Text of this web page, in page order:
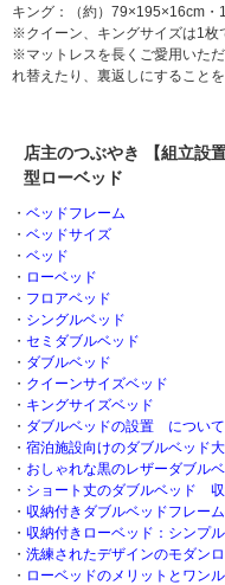
キング：（約）79×195×16cm・
※クイーン、キングサイズは1枚
※マットレスを長くご愛用いた
れ替えたり、裏返しにすることを
店主のつぶやき 【組立設
型ローベッド
・ ベッドフレーム
・ ベッドサイズ
・ ベッド
・ ローベッド
・ フロアベッド
・ シングルベッド
・ セミダブルベッド
・ ダブルベッド
・ クイーンサイズベッド
・ キングサイズベッド
・ ダブルベッドの設置 について
・ 宿泊施設向けのダブルベッド
・ おしゃれな黒のレザーダブル
・ ショート丈のダブルベッド
・ 収納付きダブルベッドフレー
・ 収納付きローベッド：シンプ
・ 洗練されたデザインのモダン
・ ローベッドのメリットとワン